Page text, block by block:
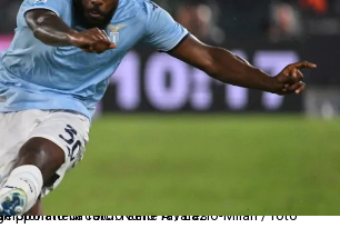
Milan / foto Domenico Cippitelli/Image Sport nella foto: Nuno Tavares